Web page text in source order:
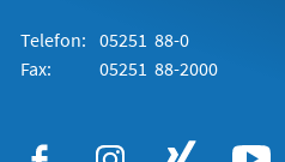
Telefon: 05251 88-0
Fax:
05251 88-2000